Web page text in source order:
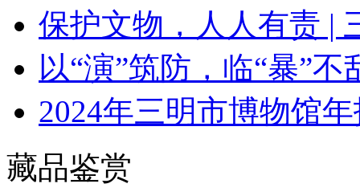
保护文物，人人有责 |
以“演”筑防，临“暴”
2024年三明市博物馆
藏品鉴赏